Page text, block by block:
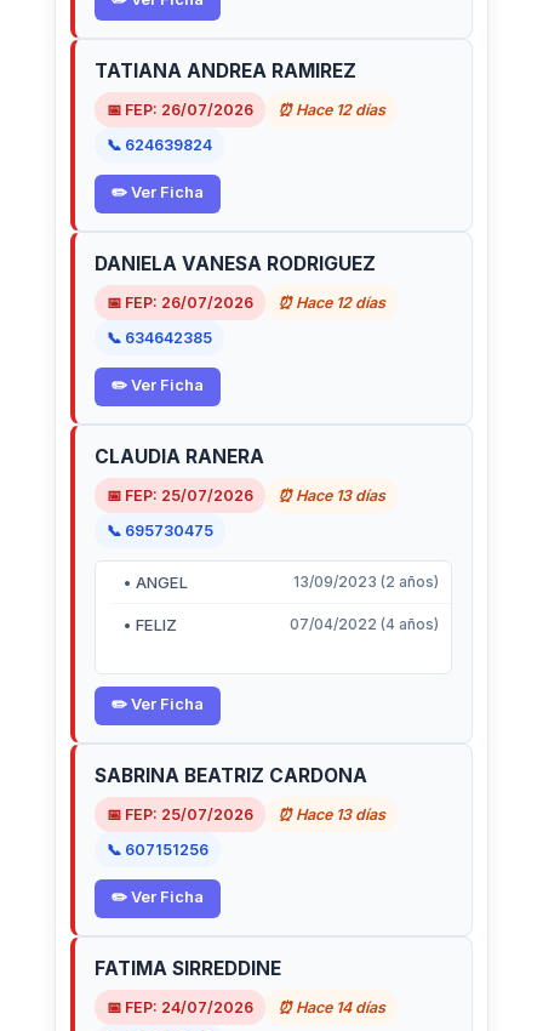
TATIANA ANDREA RAMIREZ
📅 FEP: 26/07/2026
⏰ Hace 12 días
📞 624639824
✏️ Ver Ficha
DANIELA VANESA RODRIGUEZ
📅 FEP: 26/07/2026
⏰ Hace 12 días
📞 634642385
✏️ Ver Ficha
CLAUDIA RANERA
📅 FEP: 25/07/2026
⏰ Hace 13 días
📞 695730475
• ANGEL 13/09/2023 (2 años)
• FELIZ 07/04/2022 (4 años)
✏️ Ver Ficha
SABRINA BEATRIZ CARDONA
📅 FEP: 25/07/2026
⏰ Hace 13 días
📞 607151256
✏️ Ver Ficha
FATIMA SIRREDDINE
📅 FEP: 24/07/2026
⏰ Hace 14 días